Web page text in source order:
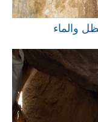
والماء